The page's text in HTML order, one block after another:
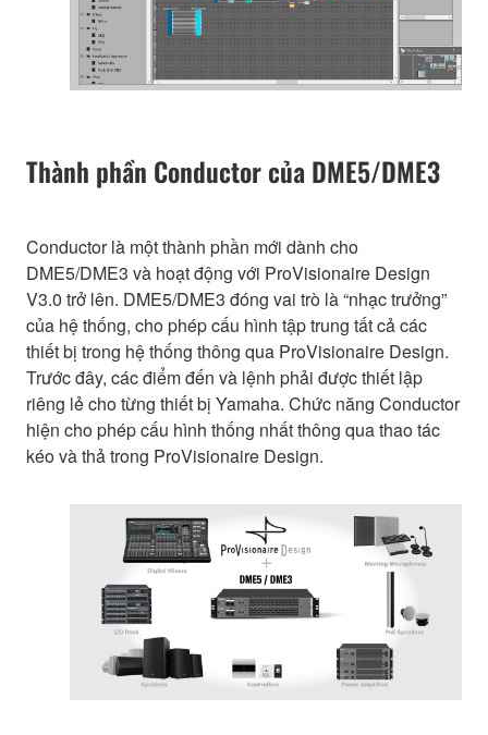
Thành phần Conductor của DME5/DME3
Conductor là một thành phần mới dành cho
DME5/DME3 và hoạt động với ProVisionaire Design
V3.0 trở lên. DME5/DME3 đóng vai trò là “nhạc trưởng”
của hệ thống, cho phép cấu hình tập trung tất cả các
thiết bị trong hệ thống thông qua ProVisionaire Design.
Trước đây, các điểm đến và lệnh phải được thiết lập
riêng lẻ cho từng thiết bị Yamaha. Chức năng Conductor
hiện cho phép cấu hình thống nhất thông qua thao tác
kéo và thả trong ProVisionaire Design.